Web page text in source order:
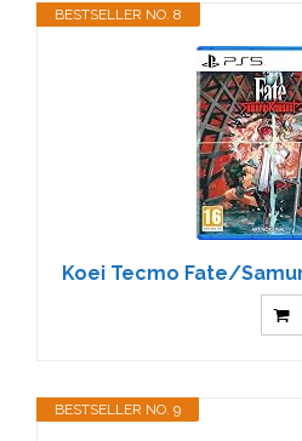
BESTSELLER NO. 8
Koei Tecmo Fate/
BESTSELLER NO. 9